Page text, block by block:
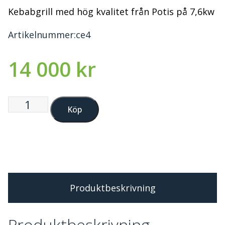
Kebabgrill med hög kvalitet från Potis på 7,6kw
Artikelnummer:ce4
14 000 kr
Köp
Produktbeskrivning